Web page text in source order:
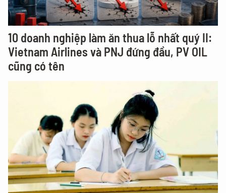
10 doanh nghiệp làm ăn thua lỗ nhất quý II:
Vietnam Airlines và PNJ đứng đầu, PV OIL
cũng có tên